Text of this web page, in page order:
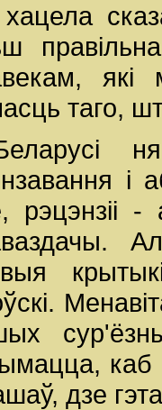
які
таго,
і
рэцэнзіі
дзе